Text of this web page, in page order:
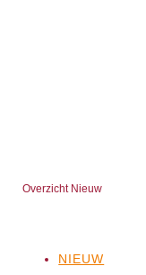
Overzicht Nieuw
NIEUW